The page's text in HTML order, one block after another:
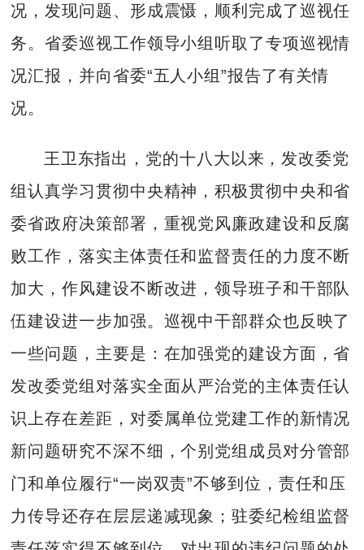
况，发现问题、形成震慑，顺利完成了巡视任
务。省委巡视工作领导小组听取了专项巡视情
况汇报，并向省委“五人小组”报告了有关情
况。
王卫东指出，党的十八大以来，发改委党
组认真学习贯彻中央精神，积极贯彻中央和省
委省政府决策部署，重视党风廉政建设和反腐
败工作，落实主体责任和监督责任的力度不断
加大，作风建设不断改进，领导班子和干部队
伍建设进一步加强。巡视中干部群众也反映了
一些问题，主要是：在加强党的建设方面，省
发改委党组对落实全面从严治党的主体责任认
识上存在差距，对委属单位党建工作的新情况
新问题研究不深不细，个别党组成员对分管部
门和单位履行“一岗双责”不够到位，责任和压
力传导还存在层层递减现象；驻委纪检组监督